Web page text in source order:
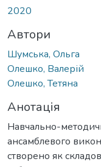
2020
Автори
Шумська, Ольга
Олешко, Валерій
Олешко, Тетяна
Анотація
Навчально-
ансамблевого
створено як